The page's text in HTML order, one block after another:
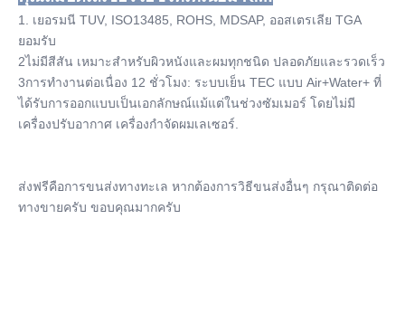
1. เยอรมนี TUV, ISO13485, ROHS, MDSAP, ออสเตรเลีย TGA
ยอมรับ
2ไม่มีสีสัน เหมาะสําหรับผิวหนังและผมทุกชนิด ปลอดภัยและรวดเร็ว
3การทํางานต่อเนื่อง 12 ชั่วโมง: ระบบเย็น TEC แบบ Air+Water+ ที่
ได้รับการออกแบบเป็นเอกลักษณ์แม้แต่ในช่วงซัมเมอร์ โดยไม่มี
เครื่องปรับอากาศ เครื่องกําจัดผมเลเซอร์.
ส่งฟรีคือการขนส่งทางทะเล หากต้องการวิธีขนส่งอื่นๆ กรุณาติดต่อ
ทางขายครับ ขอบคุณมากครับ